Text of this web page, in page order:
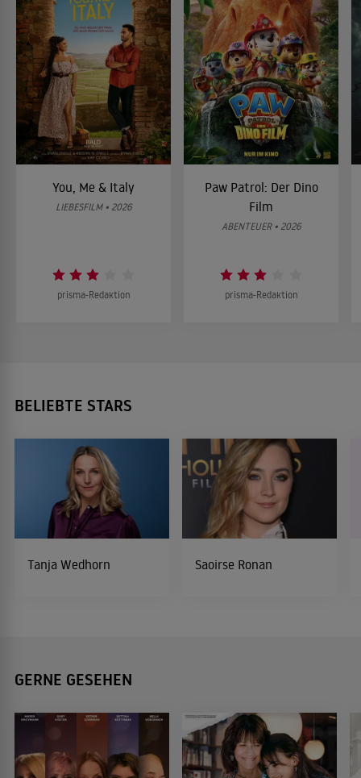
You, Me & Italy
LIEBESFILM • 2026
prisma-Redaktion
Paw Patrol: Der Dino
Film
ABENTEUER • 2026
prisma-Redaktion
BELIEBTE STARS
Tanja Wedhorn Saoirse Ronan
GERNE GESEHEN